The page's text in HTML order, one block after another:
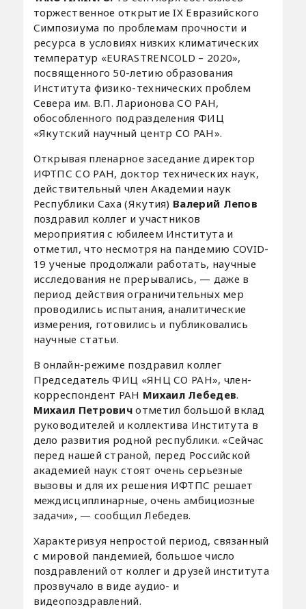
торжественное открытие IX Евразийского
Симпозиума по проблемам прочности и
ресурса в условиях низких климатических
температур «EURASTRENCOLD – 2020»,
посвященного 50-летию образования
Института физико-технических проблем
Севера им. В.П. Ларионова СО РАН,
обособленного подразделения ФИЦ
«Якутский научный центр СО РАН».
Открывая пленарное заседание директор
ИФТПС СО РАН, доктор технических наук,
действительный член Академии наук
Республики Саха (Якутия) Валерий Лепов
поздравил коллег и участников
мероприятия с юбилеем Института и
отметил, что несмотря на пандемию COVID-
19 ученые продолжали работать, научные
исследования не прерывались, — даже в
период действия ограничительных мер
проводились испытания, аналитические
измерения, готовились и публиковались
научные статьи.
В онлайн-режиме поздравил коллег
Председатель ФИЦ «ЯНЦ СО РАН», член-
корреспондент РАН Михаил Лебедев.
Михаил Петровичотметил большой вклад
руководителей и коллектива Института в
дело развития родной республики. «Сейчас
перед нашей страной, перед Российской
академией наук стоят очень серьезные
вызовы и для их решения ИФТПС решает
междисциплинарные, очень амбициозные
задачи», — сообщил Лебедев.
Характеризуя непростой период, связанный
с мировой пандемией, большое число
поздравлений от коллег и друзей института
прозвучало в виде аудио- и
видеопоздравлений.